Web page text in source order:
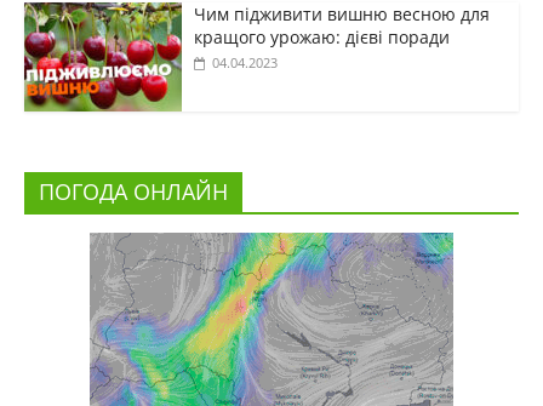
Чим підживити вишню весною для
кращого урожаю: дієві поради
04.04.2023
ПОГОДА ОНЛАЙН